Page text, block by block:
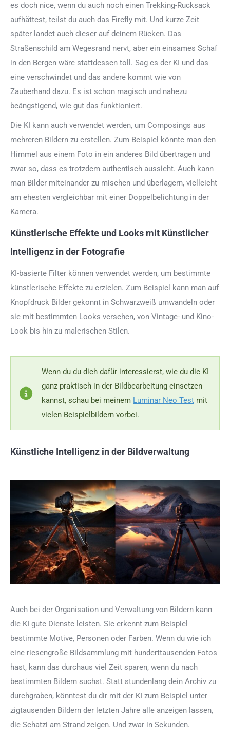
es doch nice, wenn du auch noch einen Trekking-Rucksack
aufhättest, teilst du auch das Firefly mit. Und kurze Zeit
später landet auch dieser auf deinem Rücken. Das
Straßenschild am Wegesrand nervt, aber ein einsames Schaf
in den Bergen wäre stattdessen toll. Sag es der KI und das
eine verschwindet und das andere kommt wie von
Zauberhand dazu. Es ist schon magisch und nahezu
beängstigend, wie gut das funktioniert.
Die KI kann auch verwendet werden, um Composings aus
mehreren Bildern zu erstellen. Zum Beispiel könnte man den
Himmel aus einem Foto in ein anderes Bild übertragen und
zwar so, dass es trotzdem authentisch aussieht. Auch kann
man Bilder miteinander zu mischen und überlagern, vielleicht
am ehesten vergleichbar mit einer Doppelbelichtung in der
Kamera.
Künstlerische Effekte und Looks mit Künstlicher
Intelligenz in der Fotografie
KI-basierte Filter können verwendet werden, um bestimmte
künstlerische Effekte zu erzielen. Zum Beispiel kann man auf
Knopfdruck Bilder gekonnt in Schwarzweiß umwandeln oder
sie mit bestimmten Looks versehen, von Vintage- und Kino-
Look bis hin zu malerischen Stilen.
Wenn du du dich dafür interessierst, wie du die KI
ganz praktisch in der Bildbearbeitung einsetzen
kannst, schau bei meinem Luminar Neo Test mit
vielen Beispielbildern vorbei.
Künstliche Intelligenz in der Bildverwaltung
Auch bei der Organisation und Verwaltung von Bildern kann
die KI gute Dienste leisten. Sie erkennt zum Beispiel
bestimmte Motive, Personen oder Farben. Wenn du wie ich
eine riesengroße Bildsammlung mit hunderttausenden Fotos
hast, kann das durchaus viel Zeit sparen, wenn du nach
bestimmten Bildern suchst. Statt stundenlang dein Archiv zu
durchgraben, könntest du dir mit der KI zum Beispiel unter
zigtausenden Bildern der letzten Jahre alle anzeigen lassen,
die Schatzi am Strand zeigen. Und zwar in Sekunden.